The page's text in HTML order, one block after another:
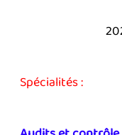
Spécialités :